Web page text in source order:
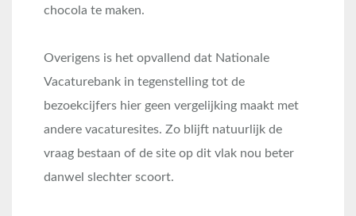
chocola te maken.
Overigens is het opvallend dat Nationale
Vacaturebank in tegenstelling tot de
bezoekcijfers hier geen vergelijking maakt met
andere vacaturesites. Zo blijft natuurlijk de
vraag bestaan of de site op dit vlak nou beter
danwel slechter scoort.